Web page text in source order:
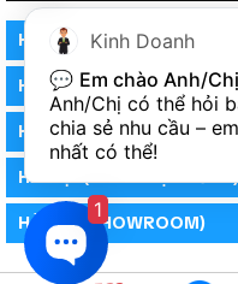
HỒ CHÍ MINH
HỒ CHÍ MINH
HỒ CHÍ MINH (PHÒNG
HÀ NỘI (DEMO HỆ
HÀ NỘI (SHOWROOM)
Kinh Doanh
💬 Em chào Anh/
Anh/Chị có thể hỏi
chia sẻ nhu cầu –
nhất có thể!
1